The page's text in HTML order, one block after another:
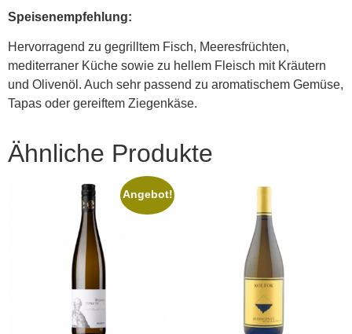
Speisenempfehlung:
Hervorragend zu gegrilltem Fisch, Meeresfrüchten,
mediterraner Küche sowie zu hellem Fleisch mit Kräutern
und Olivenöl. Auch sehr passend zu aromatischem Gemüse,
Tapas oder gereiftem Ziegenkäse.
Ähnliche Produkte
Angebot!